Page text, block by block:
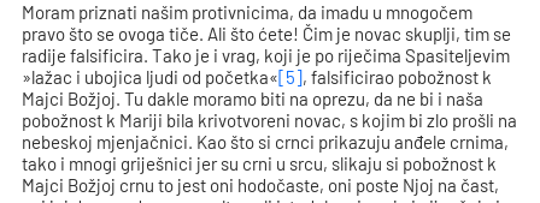
Moram priznati našim protivnicima, da imadu u mnogočem
pravo što se ovoga tiče. Ali što ćete! Čim je novac skuplji, tim se
radije falsificira. Tako je i vrag, koji je po riječima Spasiteljevim
»lažac i ubojica ljudi od početka«[5], falsificirao pobožnost k
Majci Božjoj. Tu dakle moramo biti na oprezu, da ne bi i naša
pobožnost k Mariji bila krivotvoreni novac, s kojim bi zlo prošli na
nebeskoj mjenjačnici. Kao što si crnci prikazuju anđele crnima,
tako i mnogi griješnici jer su crni u srcu, slikaju si pobožnost k
Majci Božjoj crnu to jest oni hodočaste, oni poste Njoj na čast,